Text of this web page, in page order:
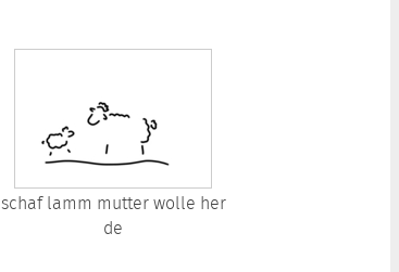
schaf lamm mutter wolle her
de